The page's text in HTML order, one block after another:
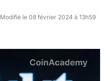
Modifié le 08 février 2024 à 13h59